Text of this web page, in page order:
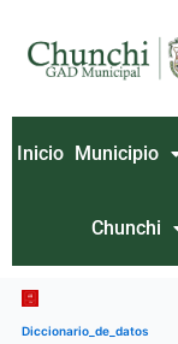
contenido
Inicio Municipio
Chunchi
Diccionario_de_datos